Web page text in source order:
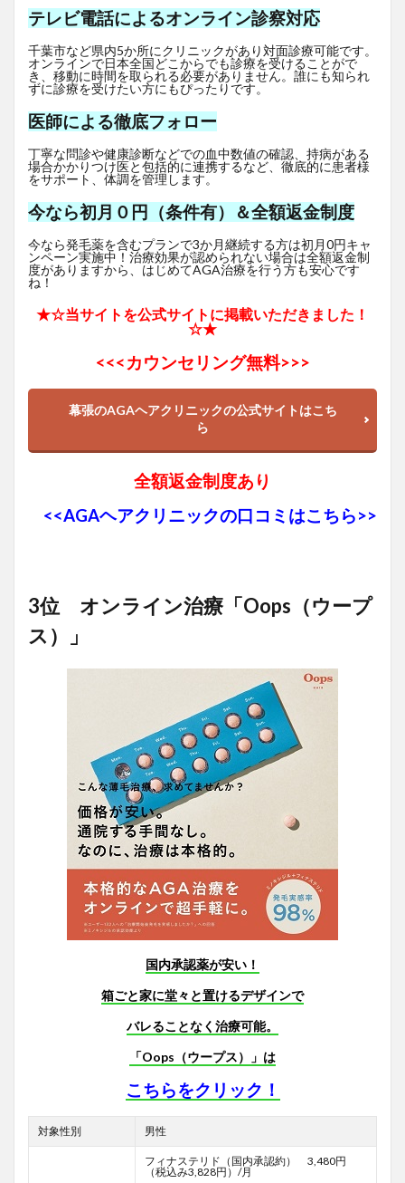
テレビ電話によるオンライン診察対応
千葉市など県内5か所にクリニックがあり対面診療可能です。
オンラインで日本全国どこからでも診療を受けることがで
き、移動に時間を取られる必要がありません。誰にも知られ
ずに診療を受けたい方にもぴったりです。
医師による徹底フォロー
丁寧な問診や健康診断などでの血中数値の確認、持病がある
場合かかりつけ医と包括的に連携するなど、徹底的に患者様
をサポート、体調を管理します。
今なら初月０円（条件有）＆全額返金制度
今なら発毛薬を含むプランで3か月継続する方は初月0円キャ
ンペーン実施中！治療効果が認められない場合は全額返金制
度がありますから、はじめてAGA治療を行う方も安心です
ね！
★☆当サイトを公式サイトに掲載いただきました！
☆★
<<<カウンセリング無料>>>
幕張のAGAヘアクリニックの公式サイトはこち
ら
全額返金制度あり
<<AGAヘアクリニックの口コミはこちら>>
3位 オンライン治療「Oops（ウープ
ス）」
国内承認薬が安い！
箱ごと家に堂々と置けるデザインで
バレることなく治療可能。
「Oops（ウープス）」は
こちらをクリック！
対象性別 男性
フィナステリド（国内承認約） 3,480円
（税込み3,828円）/月